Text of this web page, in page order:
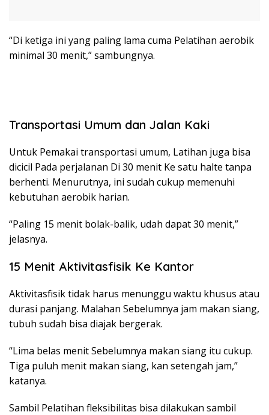
“Di ketiga ini yang paling lama cuma Pelatihan aerobik
minimal 30 menit,” sambungnya.
Transportasi Umum dan Jalan Kaki
Untuk Pemakai transportasi umum, Latihan juga bisa
dicicil Pada perjalanan Di 30 menit Ke satu halte tanpa
berhenti. Menurutnya, ini sudah cukup memenuhi
kebutuhan aerobik harian.
“Paling 15 menit bolak-balik, udah dapat 30 menit,”
jelasnya.
15 Menit Aktivitasfisik Ke Kantor
Aktivitasfisik tidak harus menunggu waktu khusus atau
durasi panjang. Malahan Sebelumnya jam makan siang,
tubuh sudah bisa diajak bergerak.
“Lima belas menit Sebelumnya makan siang itu cukup.
Tiga puluh menit makan siang, kan setengah jam,”
katanya.
Sambil Pelatihan fleksibilitas bisa dilakukan sambil